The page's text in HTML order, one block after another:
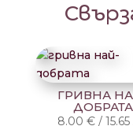
ГРИВНА
ДОБРАТА
8.00 € / 15.65